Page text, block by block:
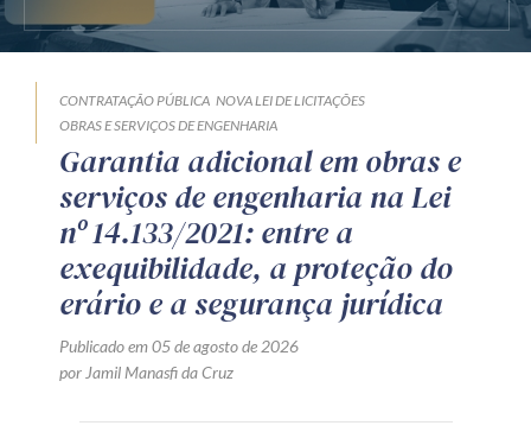
CONTRATAÇÃO PÚBLICA NOVA LEI DE LICITAÇÕES
OBRAS E SERVIÇOS DE ENGENHARIA
Garantia adicional em obras e
serviços de engenharia na Lei
nº 14.133/2021: entre a
exequibilidade, a proteção do
erário e a segurança jurídica
Publicado em 05 de agosto de 2026
por Jamil Manasfi da Cruz